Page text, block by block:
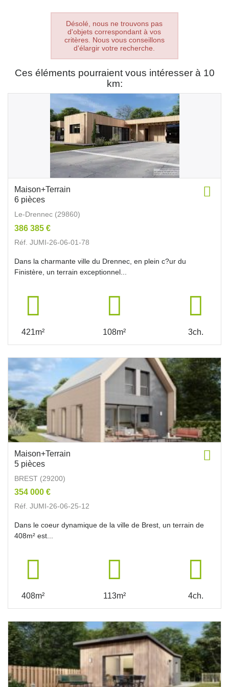
Désolé, nous ne trouvons pas
d'objets correspondant à vos
critères. Nous vous conseillons
d'élargir votre recherche.
Ces éléments pourraient vous intéresser à 10
km:
Maison+Terrain
6 pièces
Le-Drennec (29860)
386 385 €
Réf. JUMI-26-06-01-78
Dans la charmante ville du Drennec, en plein c?ur du
Finistère, un terrain exceptionnel...
421m² 108m² 3ch.
Maison+Terrain
5 pièces
BREST (29200)
354 000 €
Réf. JUMI-26-06-25-12
Dans le coeur dynamique de la ville de Brest, un terrain de
408m² est...
408m² 113m² 4ch.